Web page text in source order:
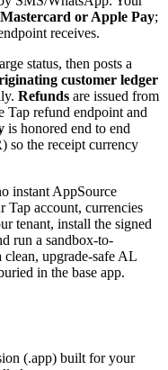
or Apple Pay;
receives.
status, then posts a
customer ledger
Refunds are issued from
Tap refund endpoint and
is honored end to end
the receipt currency
instant AppSource
Tap account, currencies
tenant, install the signed
run a sandbox-to-
upgrade-safe AL
in the base app.
(.app) built for your